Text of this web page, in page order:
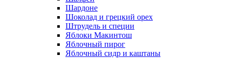
Шардоне
Шоколад и грецкий орех
Штрудель и специи
Яблоки Макинтош
Яблочный пирог
Яблочный сидр и каштаны